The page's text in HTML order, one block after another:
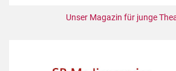
Unser Magazin für junge